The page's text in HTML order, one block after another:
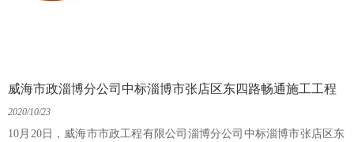
威海市政淄博分公司中标淄博市张店区东四路畅通施工工程
2020/10/23
10月20日，威海市市政工程有限公司淄博分公司中标淄博市张店区东